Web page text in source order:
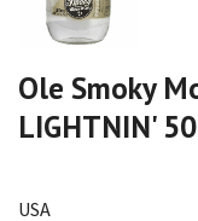
Ole Smoky
LIGHTNIN'
USA